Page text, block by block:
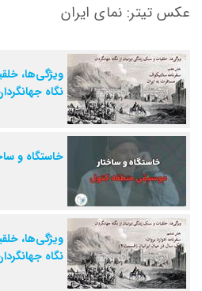
عکس تیتر: نمای ایران
ویژگی‌ها،
نگاه
خاستگاه و
ویژگی‌ها،
نگاه